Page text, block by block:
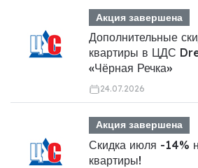
Акция завершена
Дополнительные
квартиры в ЦДС
«Чёрная Речка»
24.07.2026
Акция завершена
Скидка июля -14%
квартиры!